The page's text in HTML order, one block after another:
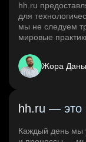
hh.ru
для
мы не следуем
мировые
Жора
hh.ru — это
Каждый день мы